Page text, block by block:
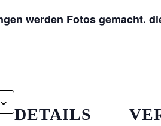
werden Fotos gemacht.
DETAILS